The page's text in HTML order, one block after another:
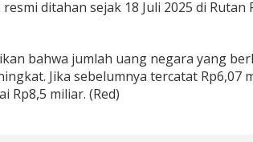
ditahan sejak 18 Juli 2025 di Rutan
bahwa jumlah uang negara yang
Jika sebelumnya tercatat Rp6,07
Rp8,5 miliar. (Red)